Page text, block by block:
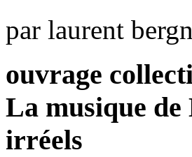
par laurent
ouvrage
La musique
irréels